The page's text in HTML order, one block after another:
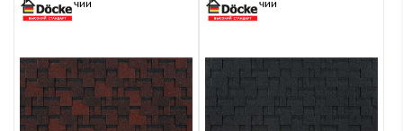
В наличии В наличии